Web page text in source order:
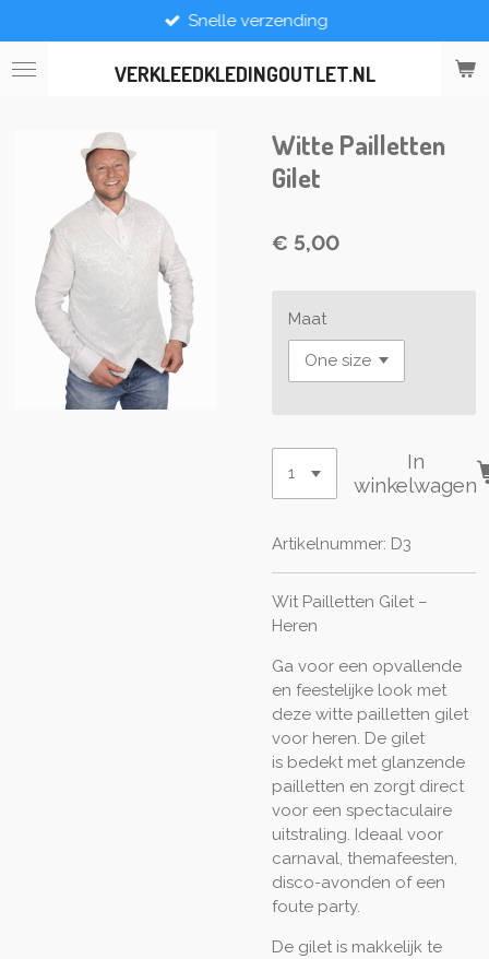
direct
naar
VERKLEEDKLEDINGOUTLET.NL
Snelle verzending
Witte Pailletten
Gilet
€ 5,00
Maat
In
winkelwagen
Artikelnummer: D3
Wit Pailletten Gilet –
Heren
Ga voor een opvallende
en feestelijke look met
deze witte pailletten gilet
voor heren. De gilet
is bedekt met glanzende
pailletten en zorgt direct
voor een spectaculaire
uitstraling. Ideaal voor
carnaval, themafeesten,
disco-avonden of een
foute party.
De gilet is makkelijk te